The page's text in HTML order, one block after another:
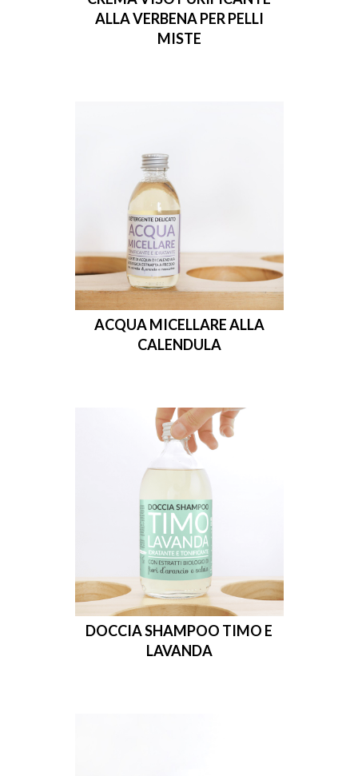
ALLA VERBENA PER PELLI
MISTE
ACQUA MICELLARE ALLA
CALENDULA
DOCCIA SHAMPOO TIMO E
LAVANDA